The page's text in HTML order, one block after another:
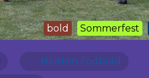
bold Sommerfest
Hjorten Fodbold